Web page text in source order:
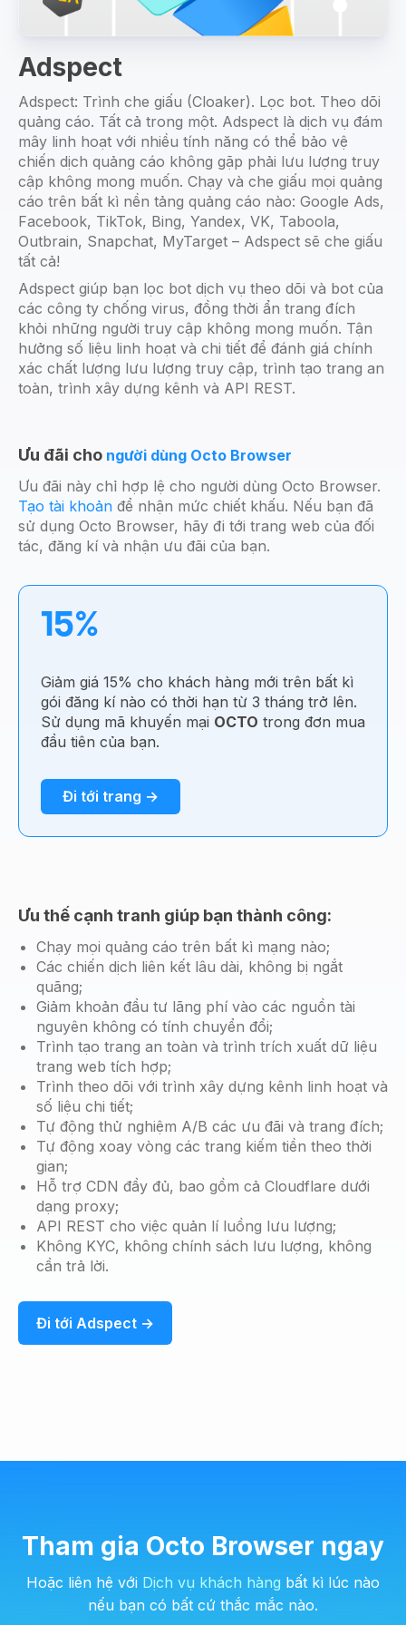
Adspect
Adspect: Trình che giấu (Cloaker). Lọc bot. Theo dõi
quảng cáo. Tất cả trong một. Adspect là dịch vụ đám
mây linh hoạt với nhiều tính năng có thể bảo vệ
chiến dịch quảng cáo không gặp phải lưu lượng truy
cập không mong muốn. Chạy và che giấu mọi quảng
cáo trên bất kì nền tảng quảng cáo nào: Google Ads,
Facebook, TikTok, Bing, Yandex, VK, Taboola,
Outbrain, Snapchat, MyTarget – Adspect sẽ che giấu
tất cả!
Adspect giúp bạn lọc bot dịch vụ theo dõi và bot của
các công ty chống virus, đồng thời ẩn trang đích
khỏi những người truy cập không mong muốn. Tận
hưởng số liệu linh hoạt và chi tiết để đánh giá chính
xác chất lượng lưu lượng truy cập, trình tạo trang an
toàn, trình xây dựng kênh và API REST.
Ưu đãi cho người dùng Octo Browser
Ưu đãi này chỉ hợp lệ cho người dùng Octo Browser.
Tạo tài khoản để nhận mức chiết khấu. Nếu bạn đã
sử dụng Octo Browser, hãy đi tới trang web của đối
tác, đăng kí và nhận ưu đãi của bạn.
15%
Giảm giá 15% cho khách hàng mới trên bất kì
gói đăng kí nào có thời hạn từ 3 tháng trở lên.
Sử dụng mã khuyến mại OCTO trong đơn mua
đầu tiên của bạn.
Đi tới trang →
Ưu thế cạnh tranh giúp bạn thành công:
Chạy mọi quảng cáo trên bất kì mạng nào;
Các chiến dịch liên kết lâu dài, không bị ngắt
quãng;
Giảm khoản đầu tư lãng phí vào các nguồn tài
nguyên không có tính chuyển đổi;
Trình tạo trang an toàn và trình trích xuất dữ liệu
trang web tích hợp;
Trình theo dõi với trình xây dựng kênh linh hoạt và
số liệu chi tiết;
Tự động thử nghiệm A/B các ưu đãi và trang đích;
Tự động xoay vòng các trang kiếm tiền theo thời
gian;
Hỗ trợ CDN đầy đủ, bao gồm cả Cloudflare dưới
dạng proxy;
API REST cho việc quản lí luồng lưu lượng;
Không KYC, không chính sách lưu lượng, không
cần trả lời.
Đi tới Adspect →
Tham gia Octo Browser ngay
Hoặc liên hệ với Dịch vụ khách hàng bất kì lúc nào
nếu bạn có bất cứ thắc mắc nào.